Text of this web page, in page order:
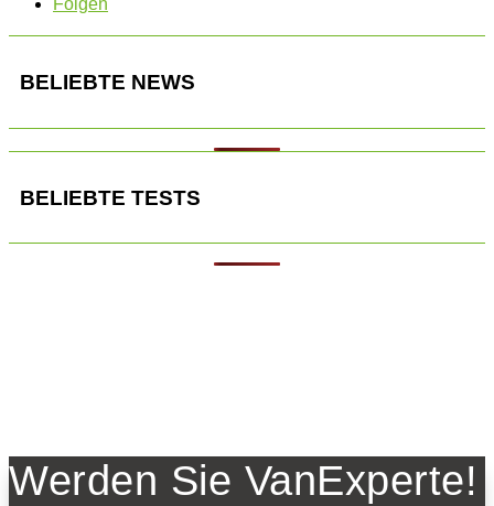
Folgen
BELIEBTE NEWS
BELIEBTE TESTS
Werden Sie VanExperte!